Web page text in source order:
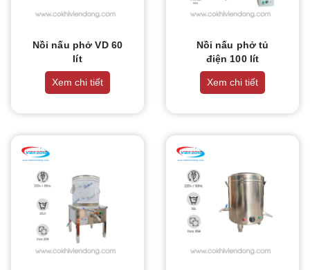
Nồi nấu phở VD 60
lít
Xem chi tiết
Nồi nấu phở tủ
điện 100 lít
Xem chi tiết